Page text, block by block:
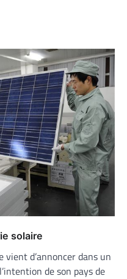
solaire
d’annoncer dans un
de son pays de